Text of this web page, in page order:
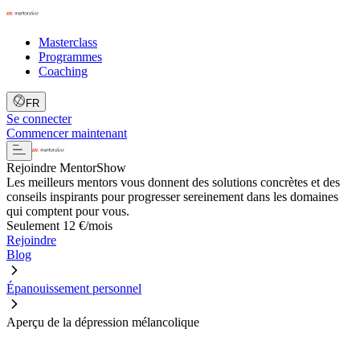
Masterclass
Programmes
Coaching
FR
Se connecter
Commencer maintenant
Rejoindre MentorShow
Les meilleurs mentors vous donnent des solutions concrètes et des
conseils inspirants pour progresser sereinement dans les domaines
qui comptent pour vous.
Seulement 12 €/mois
Rejoindre
Blog
Épanouissement personnel
Aperçu de la dépression mélancolique